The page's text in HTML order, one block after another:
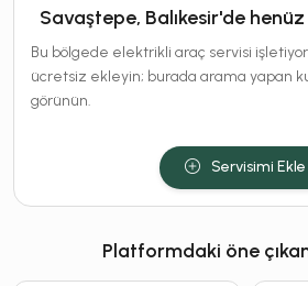
Savaştepe, Balıkesir'de henüz
Bu bölgede elektrikli araç servisi
ücretsiz ekleyin; burada arama yapan
görünün.
Servisimi Ekle
Platformdaki öne